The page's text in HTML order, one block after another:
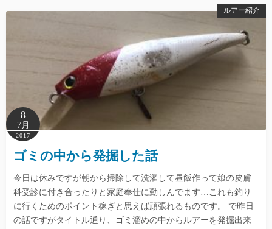
ルアー紹介
8
7月
2017
ゴミの中から発掘した話
今日は休みですが朝から掃除して洗濯して昼飯作って娘の皮膚
科受診に付き合ったりと家庭奉仕に勤しんでます…これも釣り
に行くためのポイント稼ぎと思えば頑張れるものです。 で昨日
の話ですがタイトル通り、ゴミ溜めの中からルアーを発掘出来